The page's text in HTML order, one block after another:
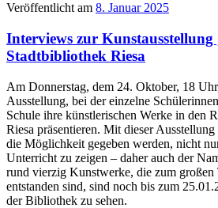
Veröffentlicht am 8. Januar 2025
Interviews zur
Stadtbibliothek Riesa
Am Donnerstag, dem 24. Oktober, 18
Ausstellung, bei der einzelne
Schule ihre künstlerischen Werke in den
Riesa präsentieren. Mit dieser
die Möglichkeit gegeben werden, nicht
Unterricht zu zeigen – daher auch der
rund vierzig Kunstwerke, die zum
entstanden sind, sind noch bis zum
der Bibliothek zu sehen.